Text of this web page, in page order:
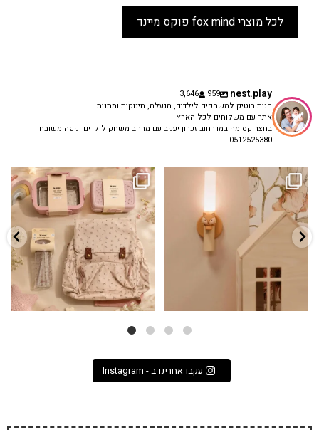
לכל מוצרי fox mind פוקס מיינד
nest.play
959
3,646
חנות בוטיק למשחקים לילדים, הנעלה, תינוקות ומתנות.
אתר עם משלוחים לכל הארץ
בחצר קסומה במדרחוב זכרון יעקב עם מרחב משחק לילדים וקפה משובח
0512525380
✨ חוזרים למסגרת בסטייל! ✨
הקולקציה החדשה...
9 4
גם פריט עיצובי לחדר, גם מנורת לילה
...
3 0
עקבו אחרינו ב - Instagram